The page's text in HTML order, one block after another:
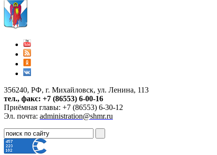
356240, РФ, г. Михайловск, ул. Ленина, 113
тел., факс: +7 (86553) 6-00-16
Приёмная главы: +7 (86553) 6-30-12
Эл. почта: administration@shmr.ru